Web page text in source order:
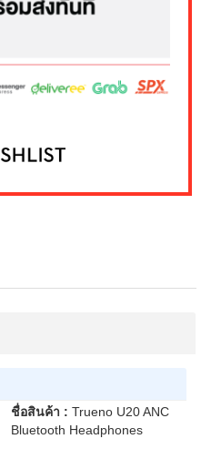
ชื่อสินค้า : Trueno U20 ANC
Bluetooth Headphones